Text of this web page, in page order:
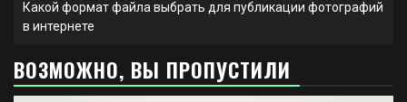
Какой формат файла выбрать для публикации фотографий
в интернете
ВОЗМОЖНО, ВЫ ПРОПУСТИЛИ